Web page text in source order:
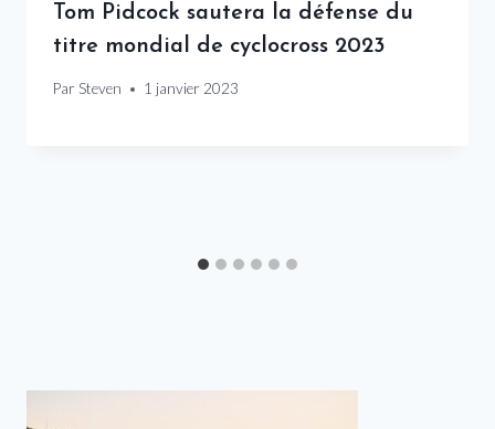
Tom Pidcock sautera la défense du
titre mondial de cyclocross 2023
Par Steven 1 janvier 2023